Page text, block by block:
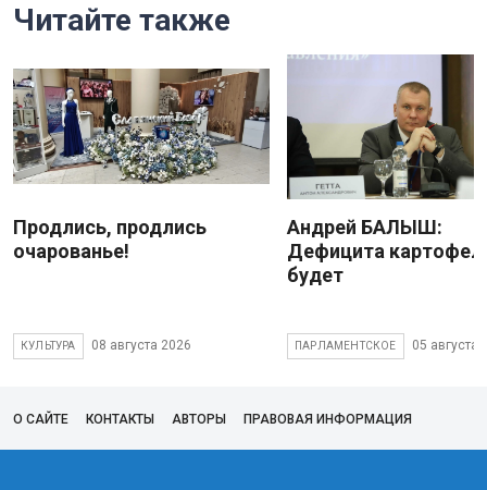
Читайте также
Продлись, продлись
очарованье!
КУЛЬТУРА 08 августа 2026
Андрей БАЛЫШ:
Дефицита
будет
ПАРЛАМЕНТСКОЕ 05 августа
О САЙТЕ КОНТАКТЫ АВТОРЫ ПРАВОВАЯ ИНФОРМАЦИЯ